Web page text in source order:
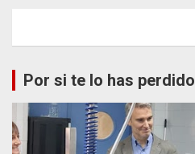
Por si te lo has perdido